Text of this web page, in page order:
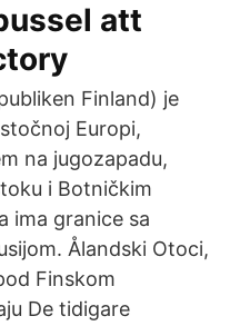
att
Finland) je
Europi,
na jugozapadu,
i Botničkim
ima granice sa
Ålandski Otoci,
Finskom
De tidigare